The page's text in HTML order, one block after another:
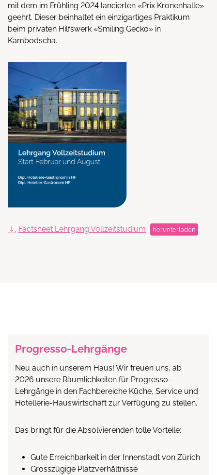
mit dem im Frühling 2024 lancierten «Prix Kronenhalle»
geehrt. Dieser beinhaltet ein einzigartiges Praktikum
beim privaten Hilfswerk «Smiling Gecko» in
Kambodscha.
Factsheet Lehrgang Vollzeitstudium herunterladen
Progresso-Lehrgänge
Neu auch in unserem Haus! Wir freuen uns, ab
2026 unsere Räumlichkeiten für Progresso-
Lehrgänge in den Fachbereiche Küche, Service und
Hotellerie-Hauswirtschaft zur Verfügung zu stellen.
Das bringt für die Absolvierenden tolle Vorteile:
Gute Erreichbarkeit in der Innenstadt von Zürich
Grosszügige Platzverhältnisse